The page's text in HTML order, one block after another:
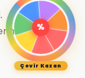
|Bilgi
%
Çevir Kazan